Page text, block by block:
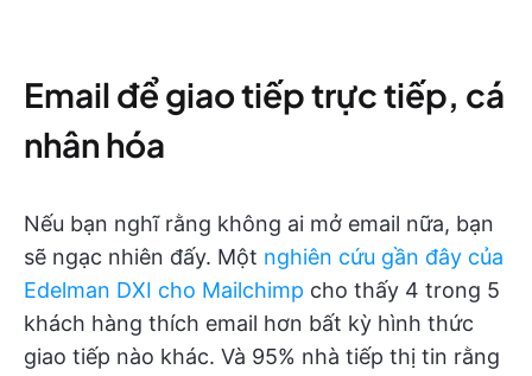
Email để giao tiếp trực tiếp, cá
nhân hóa
Nếu bạn nghĩ rằng không ai mở email nữa, bạn
sẽ ngạc nhiên đấy. Một nghiên cứu gần đây của
Edelman DXI cho Mailchimp cho thấy 4 trong 5
khách hàng thích email hơn bất kỳ hình thức
giao tiếp nào khác. Và 95% nhà tiếp thị tin rằng